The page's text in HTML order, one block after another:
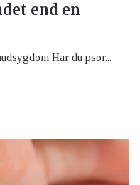
end en
Har du psor...